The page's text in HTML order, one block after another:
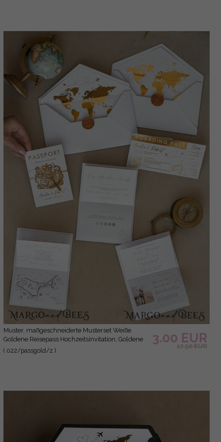
Muster, maßgeschneiderte Musterset Weiße
Goldene Reisepass Hochzeitsinvitation, Goldene
Flugzeug Hochzeitskarten Boarding Pass,
( 022/passgold/z )
3.00 EUR
17.50 EUR